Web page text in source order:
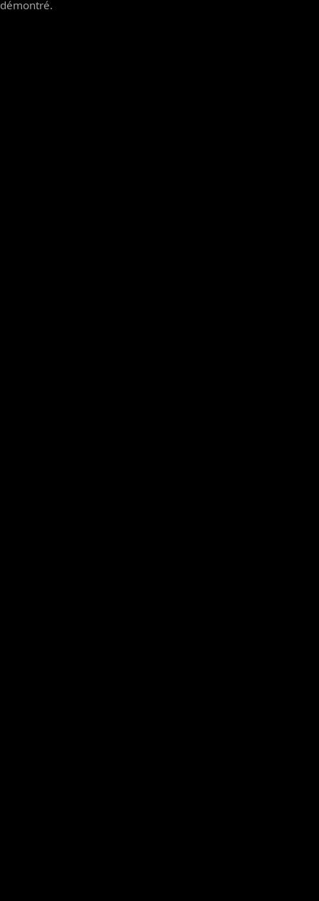
démontré.